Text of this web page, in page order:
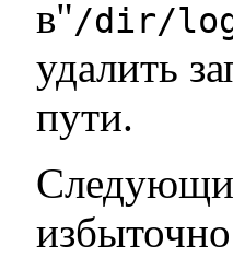
в"/dir/
удалить
пути.